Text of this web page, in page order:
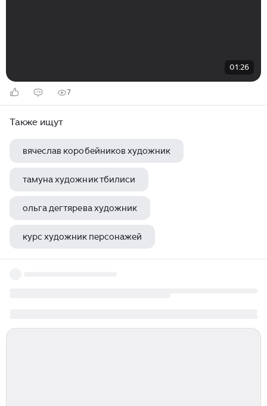
01:26
7
Также ищут
вячеслав коробейников художник
тамуна художник тбилиси
ольга дегтярева художник
курс художник персонажей